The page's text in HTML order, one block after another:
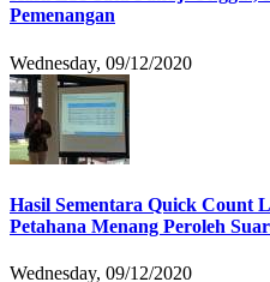
Pemenangan
Wednesday, 09/12/2020
Hasil Sementara Quick Count
Petahana Menang Peroleh
Wednesday, 09/12/2020